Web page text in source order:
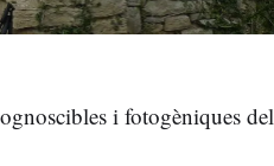
i fotogèniques del